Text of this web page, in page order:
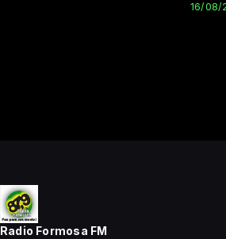
16/08/
Radio Formosa FM